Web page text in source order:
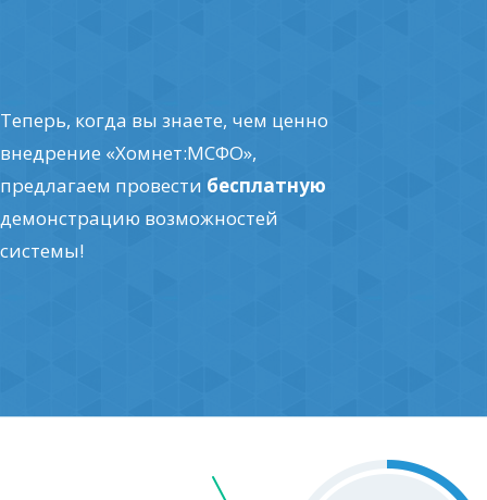
Теперь, когда вы знаете, чем ценно
внедрение «Хомнет:МСФО»,
предлагаем провести бесплатную
демонстрацию возможностей
системы!